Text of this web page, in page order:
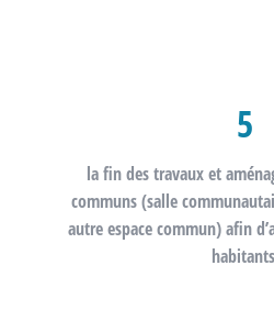
5
lafindes travaux et
communs (salle
autre espace commun) afin